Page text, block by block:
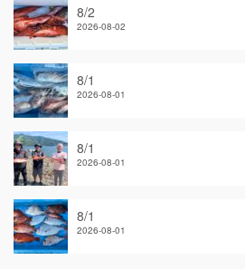
8/2
2026-08-02
8/1
2026-08-01
8/1
2026-08-01
8/1
2026-08-01